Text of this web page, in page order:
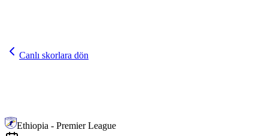
Canlı skorlara dön
Ethiopia - Premier League